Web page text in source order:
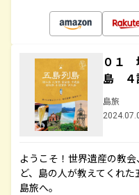
０１
島 ４
島旅
ようこそ！世界遺産の教
ど、島の人が教えてくれた
島旅へ。